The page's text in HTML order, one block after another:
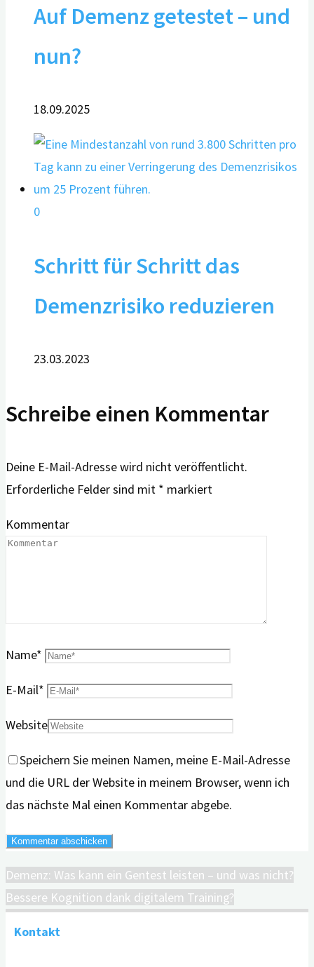
Auf Demenz getestet – und
nun?
18.09.2025
0
Schritt für Schritt das
Demenzrisiko reduzieren
23.03.2023
Schreibe einen Kommentar
Deine E-Mail-Adresse wird nicht veröffentlicht.
Erforderliche Felder sind mit * markiert
Kommentar
Name*
E-Mail*
Website
Speichern Sie meinen Namen, meine E-Mail-Adresse
und die URL der Website in meinem Browser, wenn ich
das nächste Mal einen Kommentar abgebe.
Demenz: Was kann ein Gentest leisten – und was nicht?
Bessere Kognition dank digitalem Training?
Kontakt